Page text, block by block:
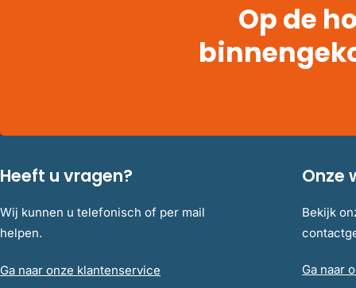
Op de
Heeft u vragen?
Wij kunnen u telefonisch of per mail
helpen.
Ga naar onze klantenservice
Onze
Bekijk
Ga naar